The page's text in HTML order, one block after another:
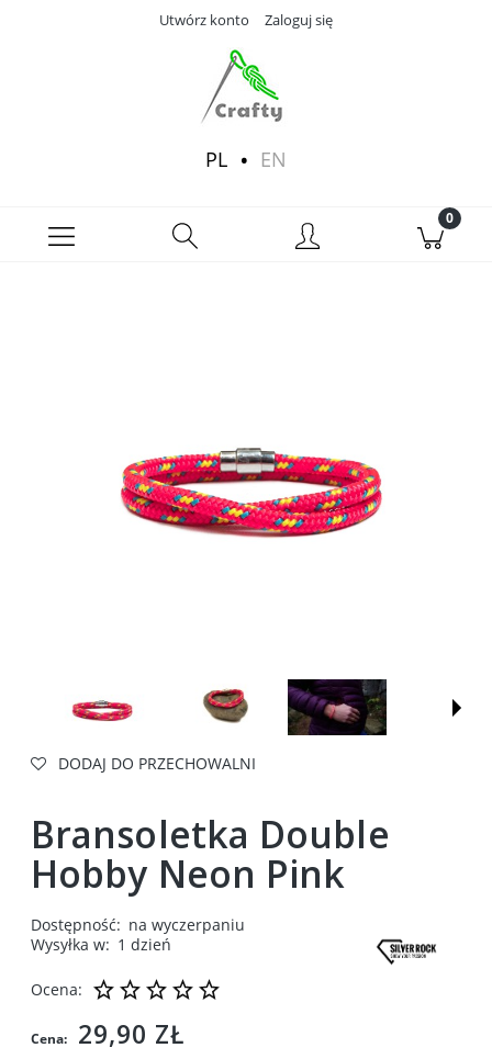
Utwórz konto Zaloguj się
PL EN
DODAJ DO PRZECHOWALNI
Bransoletka Double
Hobby Neon Pink
Dostępność: na wyczerpaniu
Wysyłka w: 1 dzień
Ocena:
Cena: 29,90 ZŁ